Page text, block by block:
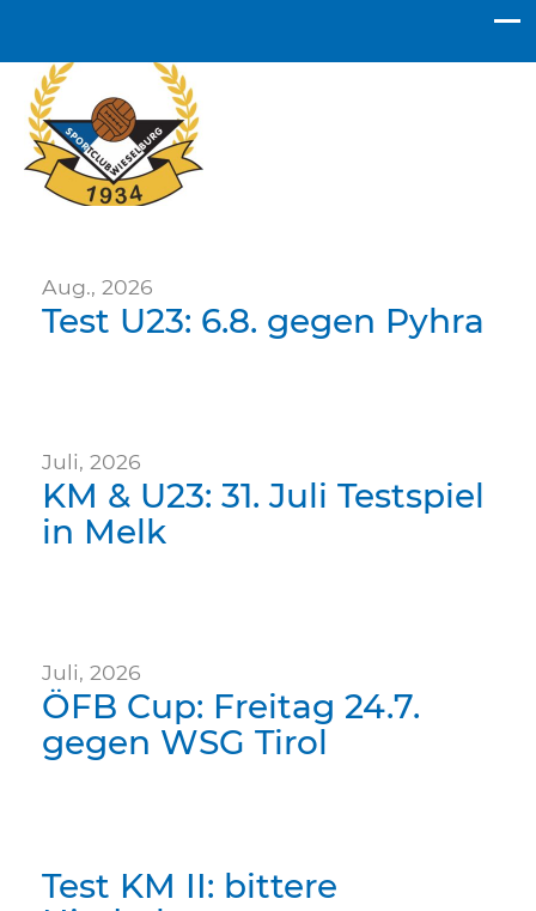
Aug., 2026
Test U23: 6.8. gegen Pyhra
Juli, 2026
KM & U23: 31. Juli Testspiel
in Melk
Juli, 2026
ÖFB Cup: Freitag 24.7.
gegen WSG Tirol
Test KM II: bittere